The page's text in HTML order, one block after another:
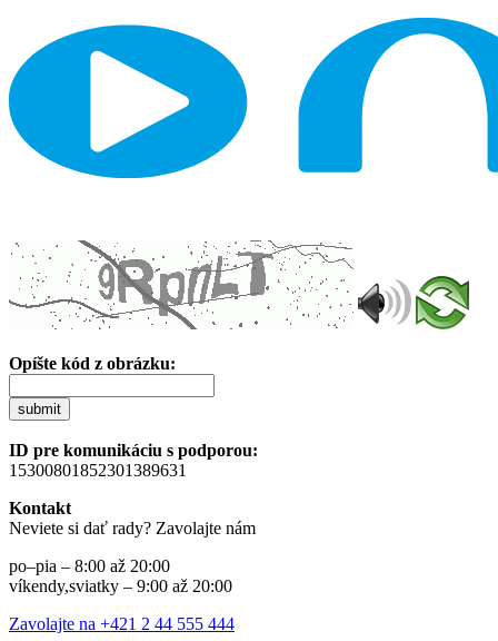
Opíšte kód z obrázku:
submit
ID pre komunikáciu s podporou:
15300801852301389631
Kontakt
Neviete si dať rady? Zavolajte nám
po–pia – 8:00 až 20:00
víkendy,sviatky – 9:00 až 20:00
Zavolajte na +421 2 44 555 444